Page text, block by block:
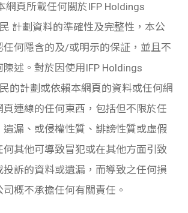
網頁所載任何關於IFP Holdings
計劃資料的準確性及完整性，本公
任何隱含的及/或明示的保証，並且不
述。對於因使用IFP Holdings
的計劃或依賴本網頁的資料或任何網
頁連線的任何東西，包括但不限於任
遺漏、或侵權性質、誹謗性質或虛假
何其他可導致冒犯或在其他方面引致
投訴的資料或遺漏，而導致之任何損
概不承擔任何有關責任。